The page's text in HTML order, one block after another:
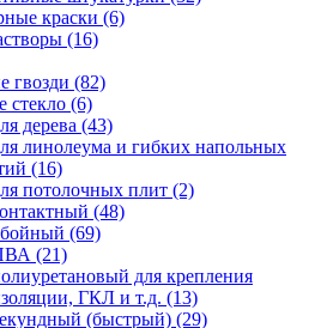
краски (6)
(16)
гвозди (82)
стекло (6)
дерева (43)
линолеума и гибких напольных
(16)
потолочных плит (2)
(48)
(69)
(21)
для крепления
ГКЛ и т.д. (13)
(быстрый) (29)